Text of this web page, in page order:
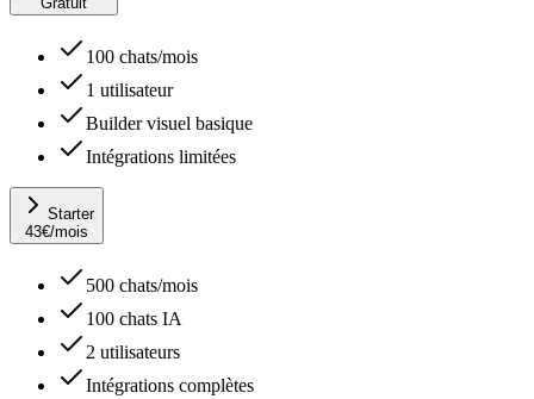
100 chats/mois
1 utilisateur
Builder visuel basique
Intégrations limitées
Starter
43€/mois
500 chats/mois
100 chats IA
2 utilisateurs
Intégrations complètes